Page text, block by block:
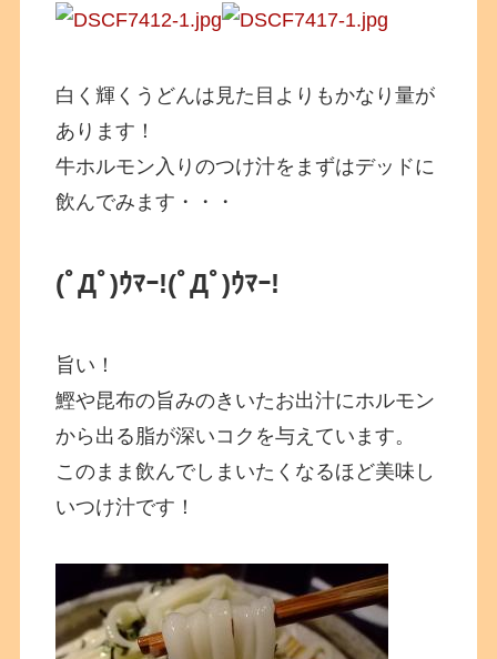
白く輝くうどんは見た目よりもかなり量が
あります！
牛ホルモン入りのつけ汁をまずはデッドに
飲んでみます・・・
(ﾟДﾟ)ｳﾏｰ!(ﾟДﾟ)ｳﾏｰ!
旨い！
鰹や昆布の旨みのきいたお出汁にホルモン
から出る脂が深いコクを与えています。
このまま飲んでしまいたくなるほど美味し
いつけ汁です！